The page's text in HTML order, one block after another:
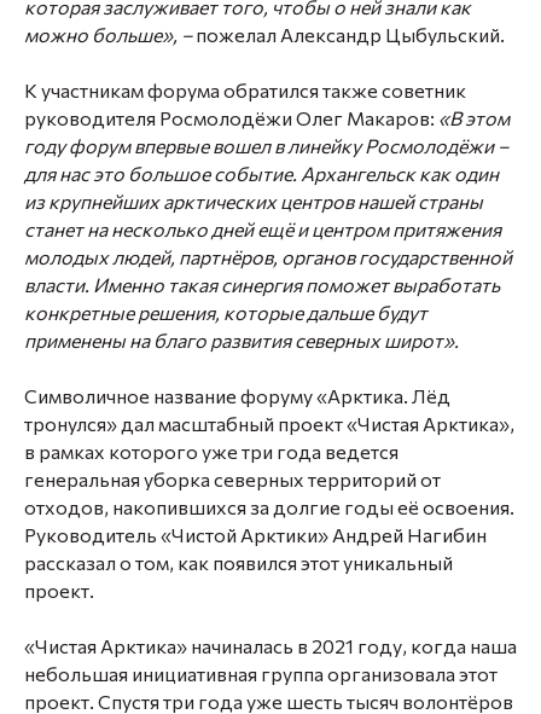
которая заслуживает того, чтобы о ней знали как
можно больше», –пожелал Александр Цыбульский.
К участникам форума обратился также советник
руководителя Росмолодёжи Олег Макаров: «В этом
году форум впервые вошел в линейку Росмолодёжи –
для нас это большое событие. Архангельск как один
из крупнейших арктических центров нашей страны
станет на несколько дней ещё и центром притяжения
молодых людей, партнёров, органов государственной
власти. Именно такая синергия поможет выработать
конкретные решения, которые дальше будут
применены на благо развития северных широт».
Символичное название форуму «Арктика. Лёд
тронулся» дал масштабный проект «Чистая Арктика»,
в рамках которого уже три года ведется
генеральная уборка северных территорий от
отходов, накопившихся за долгие годы её освоения.
Руководитель «Чистой Арктики» Андрей Нагибин
рассказал о том, как появился этот уникальный
проект.
«Чистая Арктика» начиналась в 2021 году, когда наша
небольшая инициативная группа организовала этот
проект. Спустя три года уже шесть тысяч волонтёров